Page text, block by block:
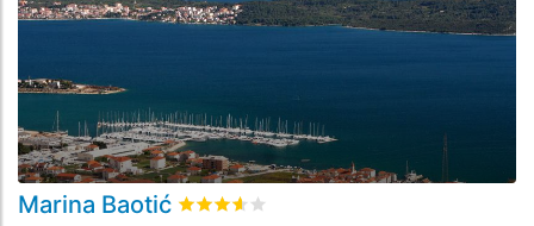
Marina Baotić rating.rated